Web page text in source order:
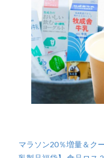
マラソン20％増量＆ク